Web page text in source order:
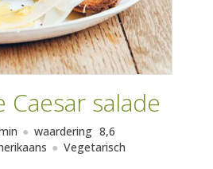
salade
waardering 8,6
Vegetarisch